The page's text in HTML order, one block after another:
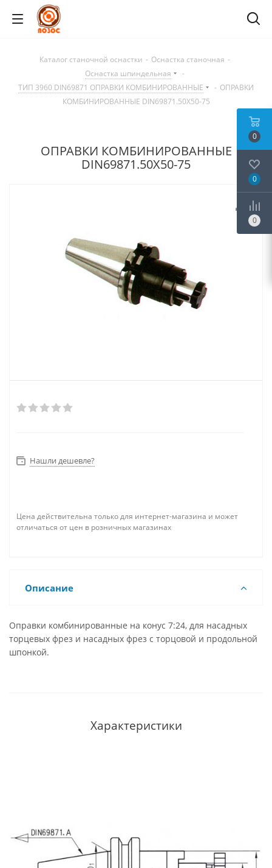
Каталог станочной оснастки - Оснастка станочная -
Оснастка шпиндельная
-
ТИП 3960 DIN69871 ОПРАВКИ КОМБИНИРОВАННЫЕ
- ОПРАВКИ
КОМБИНИРОВАННЫЕ DIN69871.50X50-75
ОПРАВКИ КОМБИНИРОВАННЫЕ
DIN69871.50X50-75
Нашли дешевле?
Цена действительна только для интернет-магазина и может
отличаться от цен в розничных магазинах
Описание
Оправки комбинированные на конус 7:24, для насадных
торцевых фрез и насадных фрез с торцовой и продольной
шпонкой.
Характеристики
0
0
0